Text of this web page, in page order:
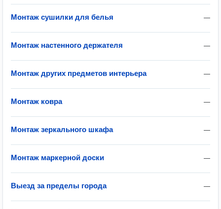
—
Монтаж сушилки для белья
—
Монтаж настенного держателя
—
Монтаж других предметов интерьера
—
Монтаж ковра
—
Монтаж зеркального шкафа
—
Монтаж маркерной доски
—
Выезд за пределы города